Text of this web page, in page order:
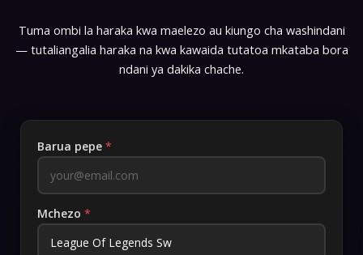
Tuma ombi la haraka kwa maelezo au kiungo cha washindani
— tutaliangalia haraka na kwa kawaida tutatoa mkataba bora
ndani ya dakika chache.
Barua pepe *
Mchezo *